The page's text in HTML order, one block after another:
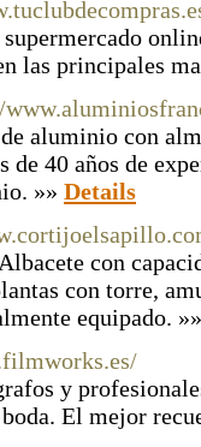
las principales
aluminio con
40 años de
»» Details
con
con torre,
equipado.
y
El mejor